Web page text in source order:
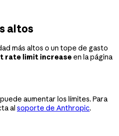
altos
más altos o un tope de gasto
rate limit increaseen la página
aumentar los límites. Para
al soporte de Anthropic.